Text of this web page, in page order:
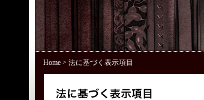
Home> 法に基づく表示項目